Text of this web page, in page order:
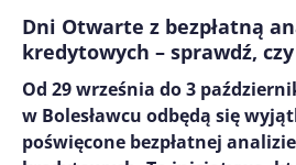
Dni Otwarte z bezpłatną
kredytowych – sprawdź,
Od 29 września do 3
w Bolesławcu odbędą się
poświęcone bezpłatnej